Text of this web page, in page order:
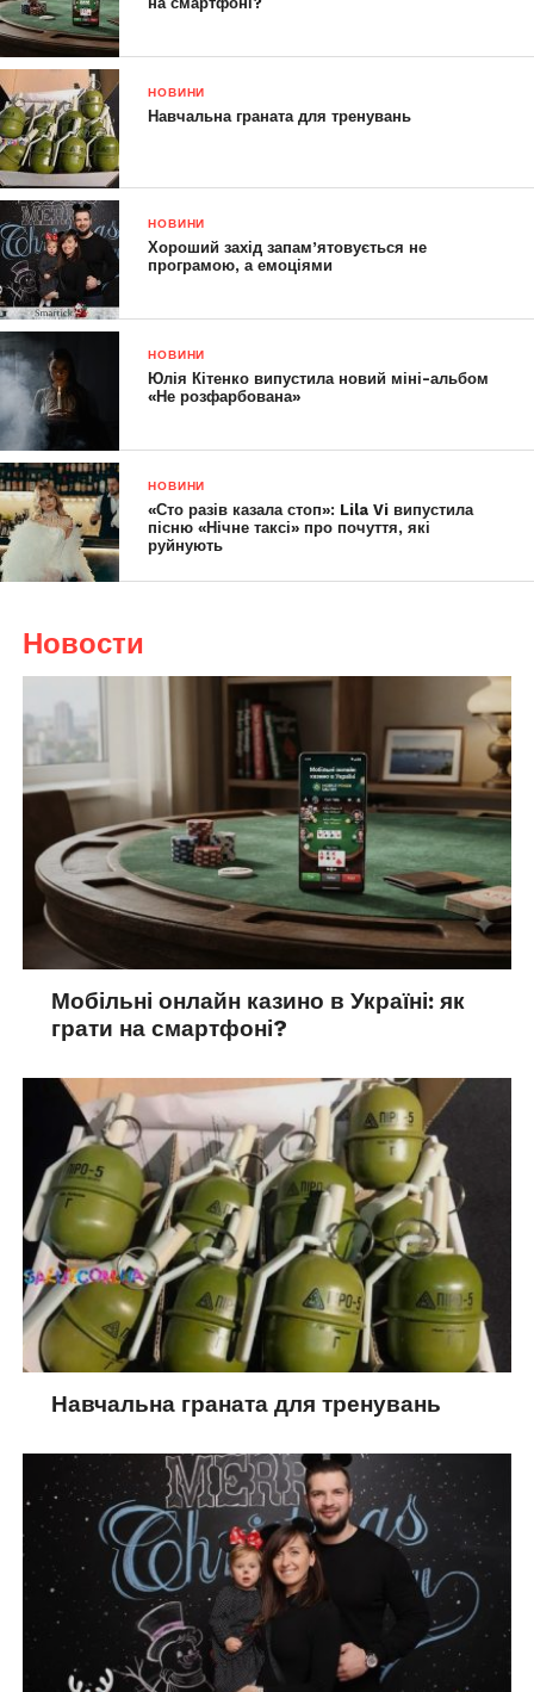
НОВИНИ
Навчальна граната для тренувань
НОВИНИ
Хороший захід запам’ятовується не
програмою, а емоціями
НОВИНИ
Юлія Кітенко випустила новий міні-альбом
«Не розфарбована»
НОВИНИ
«Сто разів казала стоп»: Lila Vi випустила
пісню «Нічне таксі» про почуття, які
руйнують
Новости
Мобільні онлайн казино в Україні: як
грати на смартфоні?
Навчальна граната для тренувань